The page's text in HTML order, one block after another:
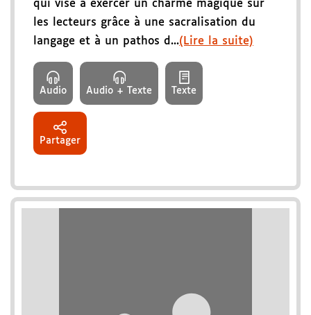
qui vise à exercer un charme magique sur
les lecteurs grâce à une sacralisation du
langage et à un pathos d...(Lire la suite)
Audio Audio + Texte Texte
Partager